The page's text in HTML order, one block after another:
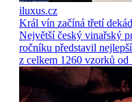
iluxus.cz
Král vín začíná třetí
Největší český vinařský
ročníku představil
z celkem 1260 vzorků